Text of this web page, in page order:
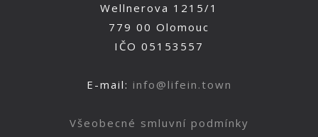
Wellnerova 1215/1
779 00 Olomouc
IČO 05153557
E-mail: info@lifein.town
Všeobecné smluvní podmínky